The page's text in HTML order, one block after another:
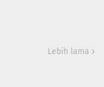
Lebih lama